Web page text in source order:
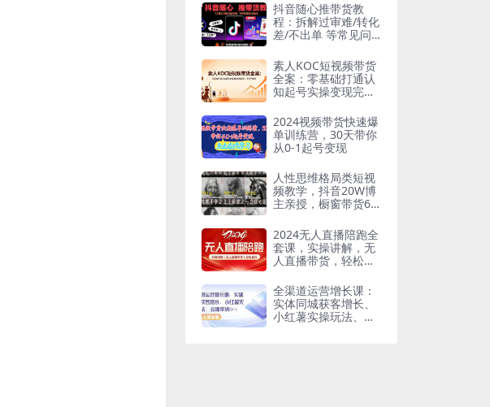
抖音随心推带货教
程：拆解过审难/转化
差/不出单 等常见问
素人KOC短视频带货
全案：零基础打通认
知起号实操变现完整
2024视频带货快速爆
单训练营，30天带你
从0-1起号变现
人性思维格局类短视
频教学，抖音20W博
主亲授，橱窗带货6W
精选独家、接商单广
告
2024无人直播陪跑全
套课，实操讲解，无
人直播带货，轻松盈
全渠道运营增长课：
实体同城获客增长、
小红薯实操玩法、直